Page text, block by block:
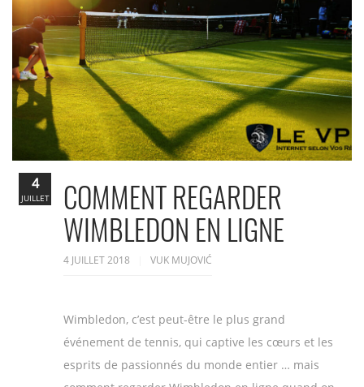
COMMENT REGARDER
WIMBLEDON EN LIGNE
4 JUILLET 2018 VUK MUJOVIĆ
Wimbledon, c’est peut-être le plus grand
événement de tennis, qui captive les cœurs et les
esprits de passionnés du monde entier … mais
4
JUILLET